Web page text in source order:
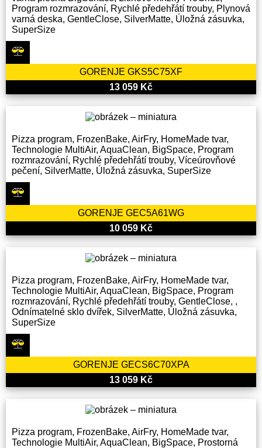
Program rozmrazování, Rychlé předehřátí trouby, Plynová
varná deska, GentleClose, SilverMatte, Úložná zásuvka,
SuperSize
GORENJE GKS5C75XF
13 059 Kč
Pizza program, FrozenBake, AirFry, HomeMade tvar,
Technologie MultiAir, AquaClean, BigSpace, Program
rozmrazování, Rychlé předehřátí trouby, Víceúrovňové
pečení, SilverMatte, Úložná zásuvka, SuperSize
GORENJE GEC5A61WG
10 059 Kč
Pizza program, FrozenBake, AirFry, HomeMade tvar,
Technologie MultiAir, AquaClean, BigSpace, Program
rozmrazování, Rychlé předehřátí trouby, GentleClose, ,
Odnímatelné sklo dvířek, SilverMatte, Úložná zásuvka,
SuperSize
GORENJE GECS6C70XPA
13 059 Kč
Pizza program, FrozenBake, AirFry, HomeMade tvar,
Technologie MultiAir, AquaClean, BigSpace, Prostorná